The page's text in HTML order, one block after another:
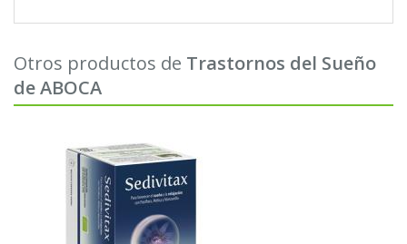
Otros productos de Trastornos del Sueño
de ABOCA